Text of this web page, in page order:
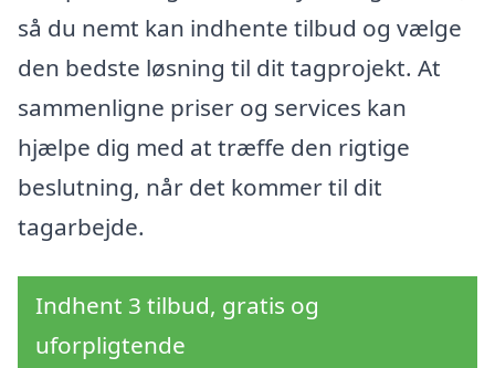
så du nemt kan indhente tilbud og vælge
den bedste løsning til dit tagprojekt. At
sammenligne priser og services kan
hjælpe dig med at træffe den rigtige
beslutning, når det kommer til dit
tagarbejde.
Indhent 3 tilbud, gratis og
uforpligtende